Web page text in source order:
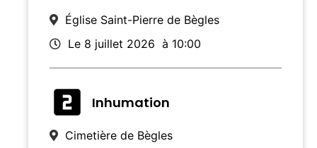
Église Saint-Pierre de Bègles
Le 8 juillet 2026 à 10:00
Inhumation
Cimetière de Bègles